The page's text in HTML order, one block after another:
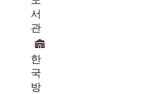
서
관
한
국
방